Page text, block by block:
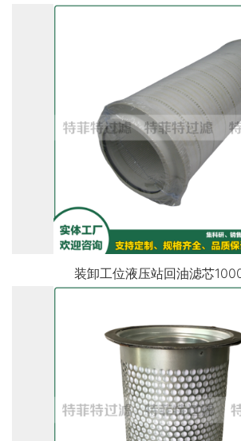
装卸工位液压站回油滤芯